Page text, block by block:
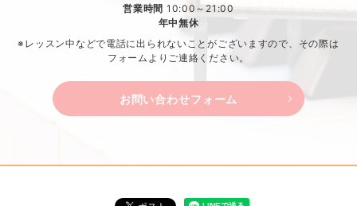
営業時間 10:00～21:00
年中無休
※レッスン中などで電話に出られないことがございますので、 その際は
フォームよりご連絡ください。
お問い合わせフォーム